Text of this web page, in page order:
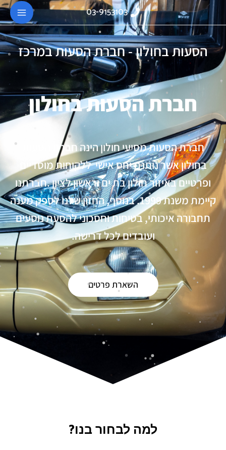
03-9153103
הסעות בחולון - חברת הסעות במרכז
חברת הסעות בחולון
חברת הסעות מסיעי חולון הינה חברת הסעות
בחולון אשר נותנת יחס אישי ללקוחות מוסדיים
ופרטיים באיזור חולון בת ים וראשון לציון .חברתנו
קיימת משנת 1999. בנוסף, החזון שלנו לספק מענה
תחבורה איכותי, בטיחות וחסכוני להסעת נוסעים
ועובדים לכל דרישה.
השארת פרטים
למה לבחור בנו?